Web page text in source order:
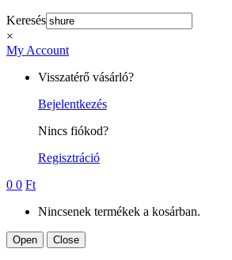
Keresés
×
My Account
Visszatérő vásárló?
Bejelentkezés
Nincs fiókod?
Regisztráció
0 0 Ft
Nincsenek termékek a kosárban.
Open Close